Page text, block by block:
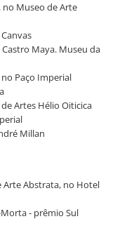
no Museo de Arte
Castro Maya. Museu da
no Paço Imperial
Artes Hélio Oiticica
Millan
Arte Abstrata, no Hotel
Morta - prêmio Sul